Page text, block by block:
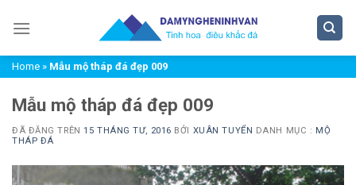
đến
dungHome » Mẫu mộ tháp đá đẹp 009
Mẫu mộ tháp đá đẹp 009
ĐÃ ĐĂNG TRÊN15 THÁNG TƯ, 2016 BỞI XUÂN TUYỂN DANH MỤC : MỘ
THÁP ĐÁ